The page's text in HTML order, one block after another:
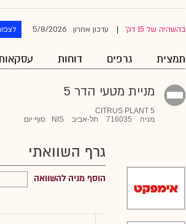
בהשהיה של 15 דק' עדכון אחרון 5/8/2026
תמצית גרפים דוחות
מניית מטעי הדר 5
CITRUS PLANT 5
מניה
716035 תל-אביב NIS סוף יום
גרף השוואתי
הוסף מניה להשוואה